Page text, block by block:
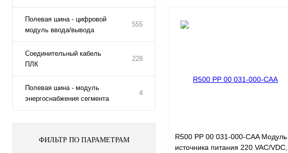
Полевая шина - цифровой
модуль ввода/вывода
555
Соединительный кабель
ПЛК
228
Полевая шина - модуль
энергоснабжения сегмента
4
ФИЛЬТР ПО ПАРАМЕТРАМ
R500 PP 00 031-000-CAA Модуль
источника питания 220 VAC/VDC,